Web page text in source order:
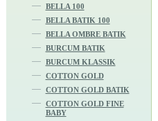
BELLA 100
BELLA BATIK 100
BELLA OMBRE BATIK
BURCUM BATIK
BURCUM KLASSIK
COTTON GOLD
COTTON GOLD BATIK
COTTON GOLD FINE
BABY